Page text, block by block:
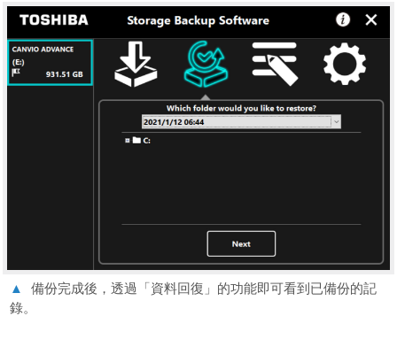
▲
備份完成後，透過「資料回復」的功能即可看到已備份的記
錄。